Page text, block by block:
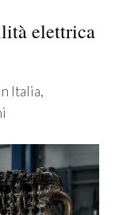
elettrica
Italia,